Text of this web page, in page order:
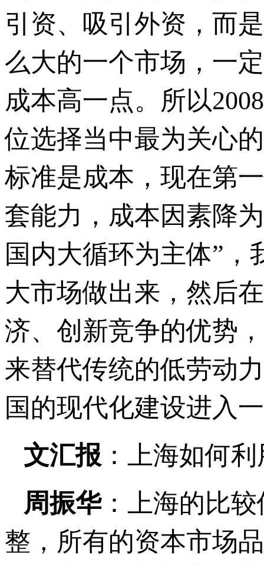
引资、吸引外资，而
么大的一个市场，一
成本高一点。所以
位选择当中最为关心
标准是成本，现在第
套能力，成本因素降
国内大循环为主体”
大市场做出来，然后
济、创新竞争的优势
来替代传统的低劳动
国的现代化建设进入
文汇报 ：上海如何
周振华：上海的比
整，所有的资本市场